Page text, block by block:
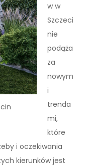
w w
Szczeci
nie
podąża
za
nowym
i
trenda
mi,
które
i oczekiwania
kierunków jest